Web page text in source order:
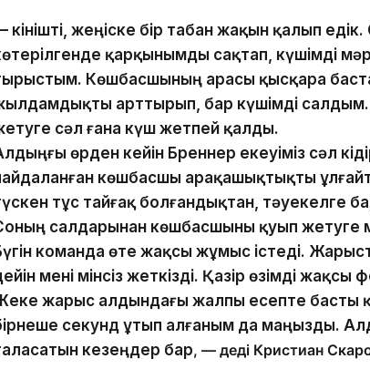
Өкінішті, жеңіске бір табан жақын қалып
қарқынымды сақтап, күшімді
Көшбасшының арасы қысқара
арттырып, бар күшімді салдым.
сәл ғана күш жетпей қалды.
өрден кейін Бреннер екеуіміз сәл
көшбасшы арақашықтықты
тұс тайғақ болғандықтан, тәуекелге
салдарынан көшбасшыны қуып жетуге
команда өте жақсы жұмыс істеді.
мені мінсіз жеткізді. Қазір өзімді жақсы
жарыс алдындағы жалпы есепте басты
секунд ұтып алғаным да маңызды.
кезеңдер бар, — деді Кристиан